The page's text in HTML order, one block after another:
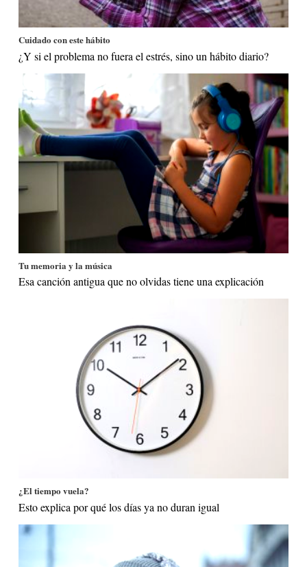
Cuidado con este hábito
¿Y si el problema no fuera el estrés, sino un hábito diario?
Tu memoria y la música
Esa canción antigua que no olvidas tiene una explicación
¿El tiempo vuela?
Esto explica por qué los días ya no duran igual